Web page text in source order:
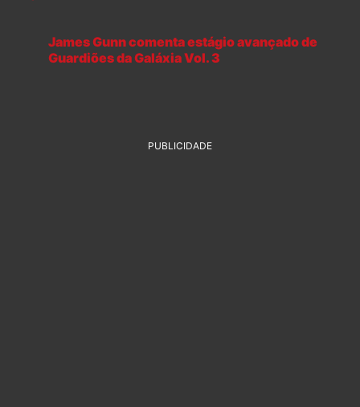
James Gunn comenta estágio avançado de
Guardiões da Galáxia Vol. 3
PUBLICIDADE